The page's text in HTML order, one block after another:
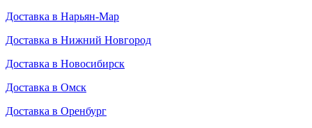
Доставка в Нарьян-Мар
Доставка в Нижний Новгород
Доставка в Новосибирск
Доставка в Омск
Доставка в Оренбург